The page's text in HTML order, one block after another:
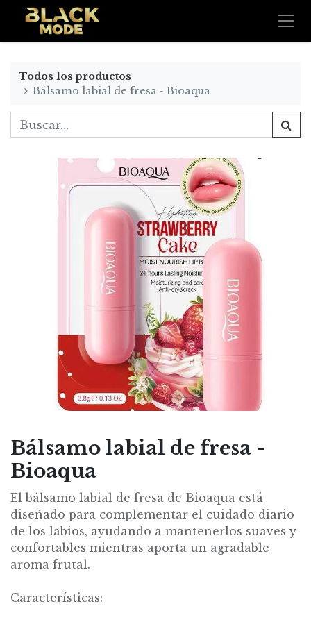
Todos los productos
Bálsamo labial de fresa - Bioaqua
Bálsamo labial de fresa -
Bioaqua
El bálsamo labial de fresa de Bioaqua está
diseñado para complementar el cuidado diario
de los labios, ayudando a mantenerlos suaves y
confortables mientras aporta un agradable
aroma frutal.
Características: